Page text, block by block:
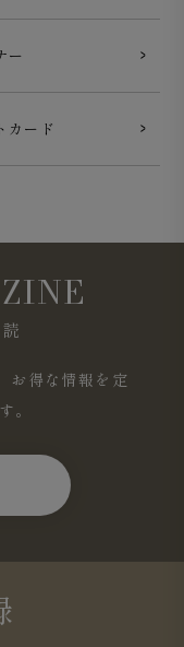
ー
カード
お得な情報を定
。